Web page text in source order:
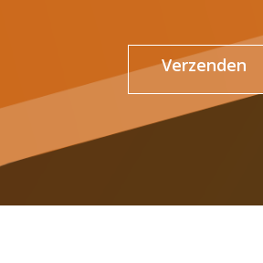
Verzenden